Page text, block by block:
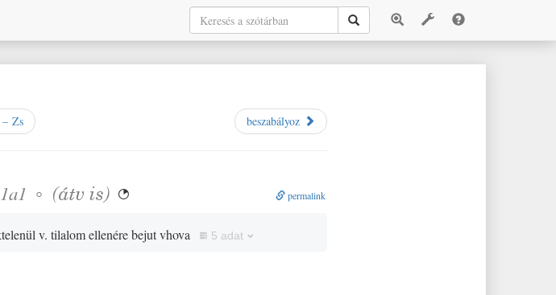
Zs beszabályoz
1a1 ◦ (átv is)  permalink
v. tilalom ellenére bejut vhova 5 adat